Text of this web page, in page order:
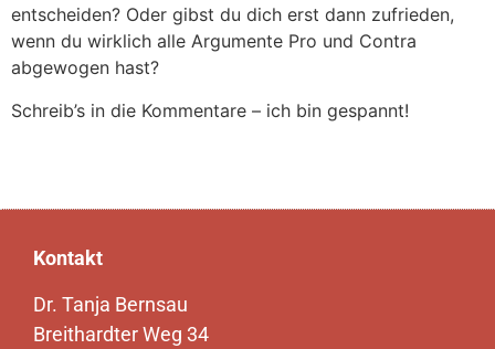
entscheiden? Oder gibst du dich erst dann zufrieden,
wenn du wirklich alle Argumente Pro und Contra
abgewogen hast?
Schreib’s in die Kommentare – ich bin gespannt!
Kontakt
Dr. Tanja Bernsau
Breithardter Weg 34